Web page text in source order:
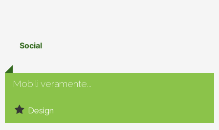
Mobili veramente...
Design
Social